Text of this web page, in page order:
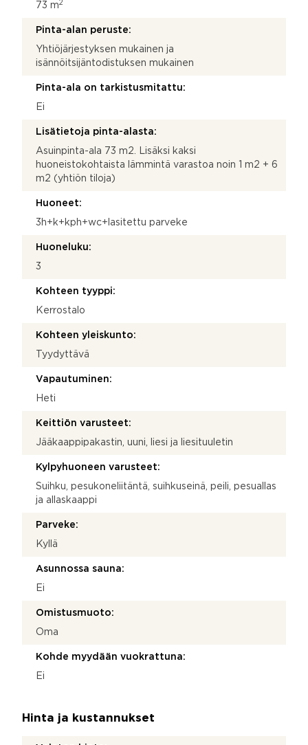
73 m2
Pinta-alan peruste:
Yhtiöjärjestyksen mukainen ja
isännöitsijäntodistuksen mukainen
Pinta-ala on tarkistusmitattu:
Ei
Lisätietoja pinta-alasta:
Asuinpinta-ala 73 m2. Lisäksi kaksi
huoneistokohtaista lämmintä varastoa noin 1 m2 + 6
m2 (yhtiön tiloja)
Huoneet:
3h+k+kph+wc+lasitettu parveke
Huoneluku:
3
Kohteen tyyppi:
Kerrostalo
Kohteen yleiskunto:
Tyydyttävä
Vapautuminen:
Heti
Keittiön varusteet:
Jääkaappipakastin, uuni, liesi ja liesituuletin
Kylpyhuoneen varusteet:
Suihku, pesukoneliitäntä, suihkuseinä, peili, pesuallas
ja allaskaappi
Parveke:
Kyllä
Asunnossa sauna:
Ei
Omistusmuoto:
Oma
Kohde myydään vuokrattuna:
Ei
Hinta ja kustannukset